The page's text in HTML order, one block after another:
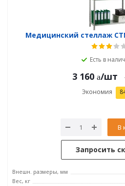
Медицинский стеллаж
Есть в
3 160 /шт
Экономия
В
Запросить
Внешн. размеры, мм
Вес, кг